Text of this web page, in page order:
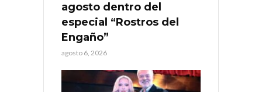
agosto dentro del
especial “Rostros del
Engaño”
agosto 6, 2026